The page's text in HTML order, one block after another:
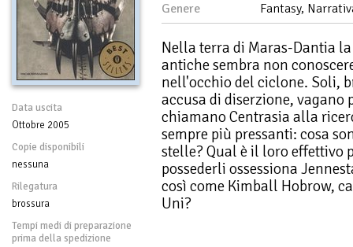
Data uscita
Ottobre 2005
Copie disponibili
nessuna
Rilegatura
brossura
Tempi medi di preparazione
prima della spedizione
Genere
Fantasy,
Nella terra di Maras-Dantia
antiche sembra non
nell'occhio del ciclone. Soli,
accusa di diserzione,
chiamano Centrasia alla
sempre più pressanti: cosa
stelle? Qual è il loro effettivo
possederli ossessiona
così come Kimball Hobrow,
Uni?